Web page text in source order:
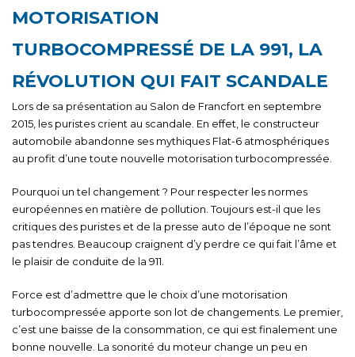
MOTORISATION
TURBOCOMPRESSÉ DE LA 991, LA
RÉVOLUTION QUI FAIT SCANDALE
Lors de sa présentation au Salon de Francfort en septembre
2015, les puristes crient au scandale. En effet, le constructeur
automobile abandonne ses mythiques Flat-6 atmosphériques
au profit d’une toute nouvelle motorisation turbocompressée.
Pourquoi un tel changement ? Pour respecter les normes
européennes en matière de pollution. Toujours est-il que les
critiques des puristes et de la presse auto de l’époque ne sont
pas tendres. Beaucoup craignent d’y perdre ce qui fait l’âme et
le plaisir de conduite de la 911.
Force est d’admettre que le choix d’une motorisation
turbocompressée apporte son lot de changements. Le premier,
c’est une baisse de la consommation, ce qui est finalement une
bonne nouvelle. La sonorité du moteur change un peu en